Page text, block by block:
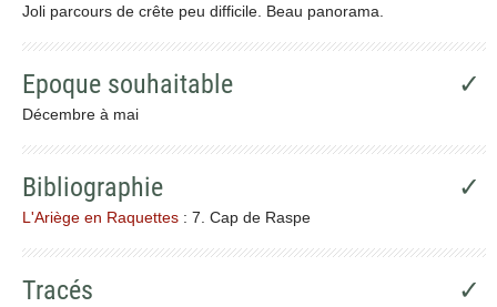
Joli parcours de crête peu difficile. Beau panorama.
Epoque souhaitable ✓
Décembre à mai
Bibliographie ✓
L'Ariège en Raquettes : 7. Cap de Raspe
Tracés ✓